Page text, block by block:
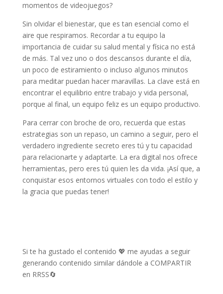
momentos de videojuegos?
Sin olvidar el bienestar, que es tan esencial como el
aire que respiramos. Recordar a tu equipo la
importancia de cuidar su salud mental y física no está
de más. Tal vez uno o dos descansos durante el día,
un poco de estiramiento o incluso algunos minutos
para meditar puedan hacer maravillas. La clave está en
encontrar el equilibrio entre trabajo y vida personal,
porque al final, un equipo feliz es un equipo productivo.
Para cerrar con broche de oro, recuerda que estas
estrategias son un repaso, un camino a seguir, pero el
verdadero ingrediente secreto eres tú y tu capacidad
para relacionarte y adaptarte. La era digital nos ofrece
herramientas, pero eres tú quien les da vida. ¡Así que, a
conquistar esos entornos virtuales con todo el estilo y
la gracia que puedas tener!
Si te ha gustado el contenido 💖 me ayudas a seguir
generando contenido similar dándole a COMPARTIR
en RRSS🔄